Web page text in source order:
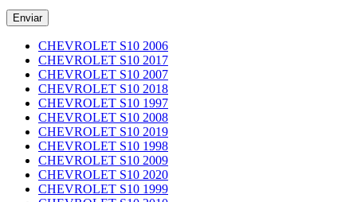
CHEVROLET S10 2006
CHEVROLET S10 2017
CHEVROLET S10 2007
CHEVROLET S10 2018
CHEVROLET S10 1997
CHEVROLET S10 2008
CHEVROLET S10 2019
CHEVROLET S10 1998
CHEVROLET S10 2009
CHEVROLET S10 2020
CHEVROLET S10 1999